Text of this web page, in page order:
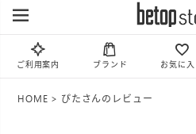
ご利用案内 ブランド お気に入
HOME ぴたさんのレビュー